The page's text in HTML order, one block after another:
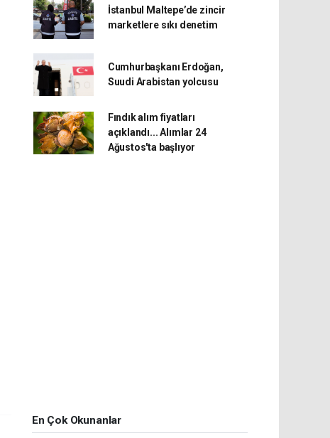
İstanbul Maltepe’de zincir
marketlere sıkı denetim
Cumhurbaşkanı Erdoğan,
Suudi Arabistan yolcusu
Fındık alım fiyatları
açıklandı... Alımlar 24
Ağustos'ta başlıyor
En Çok Okunanlar